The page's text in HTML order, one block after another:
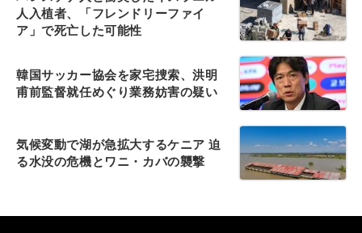
人入植者、「フレンドリーファイ
ア」で死亡した可能性
韓国サッカー協会を家宅捜索、洪明
甫前監督就任めぐり業務妨害の疑い
気候変動で湖が急拡大するケニア 迫
る水没の危機とワニ・カバの襲撃